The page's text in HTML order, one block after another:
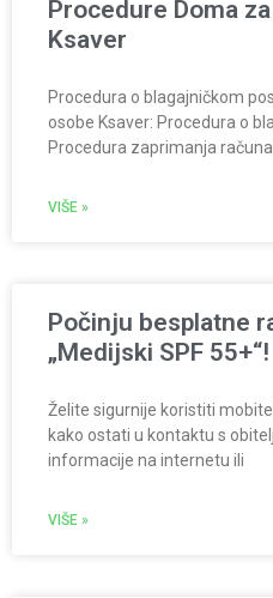
Procedure Doma
Ksaver
Procedura o blagajničkom
osobe Ksaver: Procedura o
Procedura zaprimanja
VIŠE »
Počinju besplatne
„Medijski SPF 55+“!
Želite sigurnije koristiti
kako ostati u kontaktu s
informacije na internetu ili
VIŠE »